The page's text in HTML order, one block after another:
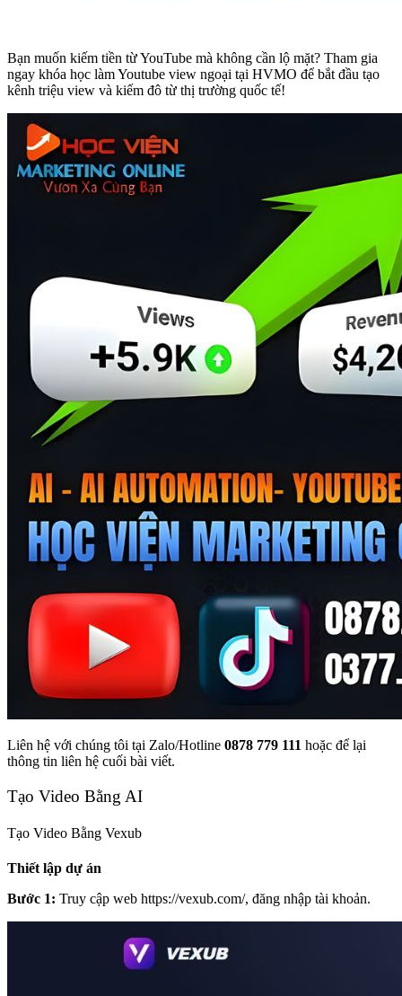
Bạn muốn kiếm tiền từ YouTube mà không cần lộ mặt? Tham gia
ngay khóa học làm Youtube view ngoại tại HVMO để bắt đầu tạo
kênh triệu view và kiếm đô từ thị trường quốc tế!
Liên hệ với chúng tôi tại Zalo/Hotline 0878 779 111 hoặc để lại
thông tin liên hệ cuối bài viết.
Tạo Video Bằng AI
Tạo Video Bằng Vexub
Thiết lập dự án
Bước 1: Truy cập web https://vexub.com/, đăng nhập tài khoản.